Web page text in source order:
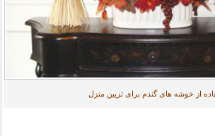
از خوشه های گندم برای تزیین منزل